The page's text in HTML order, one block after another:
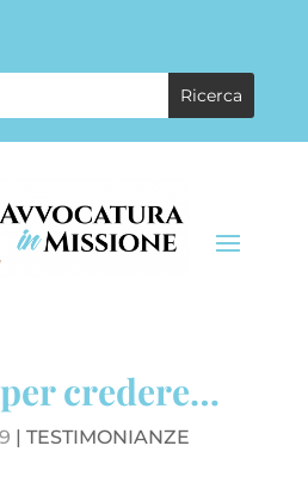
credere…
|TESTIMONIANZE